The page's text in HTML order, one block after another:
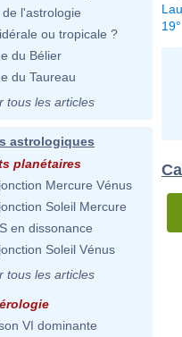
de l'astrologie
ou tropicale ?
du Bélier
du Taureau
tous les articles
astrologiques
planétaires
Mercure Vénus
Soleil Mercure
en dissonance
Soleil Vénus
tous les articles
VI dominante